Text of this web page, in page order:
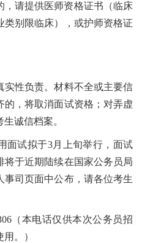
，请提供医师资格证书（临床
别限临床），或护师资格证
性负责。材料不全或主要信
的，将取消面试资格；对弄虚
诚信档案。
试拟于3月上旬举行，面试
于近期陆续在国家公务员局
司页面中公布，请各位考生
（本电话仅供本次公务员招
。）